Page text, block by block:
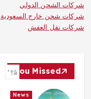
شركات الشحن الدولي
شركات شحن خارج السعودية
شركات نقل العفش
You Missed
News